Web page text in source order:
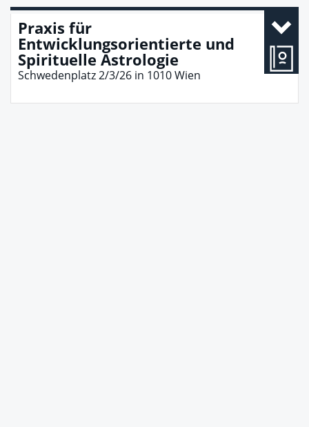
Praxis für
Entwicklungsorientierte und
Spirituelle Astrologie
Schwedenplatz 2/3/26 in 1010Wien